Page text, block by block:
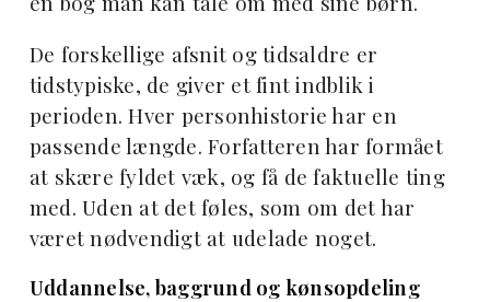
De forskellige afsnit og tidsaldre er
tidstypiske, de giver et fint indblik i
perioden. Hver personhistorie har en
passende længde. Forfatteren har formået
at skære fyldet væk, og få de faktuelle ting
med. Uden at det føles, som om det har
været nødvendigt at udelade noget.
Uddannelse, baggrund og kønsopdeling